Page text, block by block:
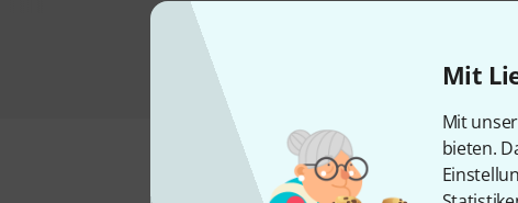
Mit
Mit
bieten.